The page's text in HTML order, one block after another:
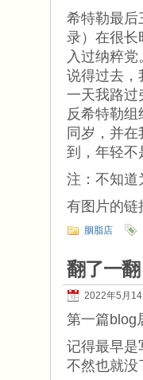
希特勒最后
录）在很长
入过纳粹
说得过去
一天我路过
反希特勒
同岁，并
到，年轻不
注：不知道
有图片的链
胭脂店
翻了一翻
2022年5月
第一篇blog
记得最早是
不然也就没